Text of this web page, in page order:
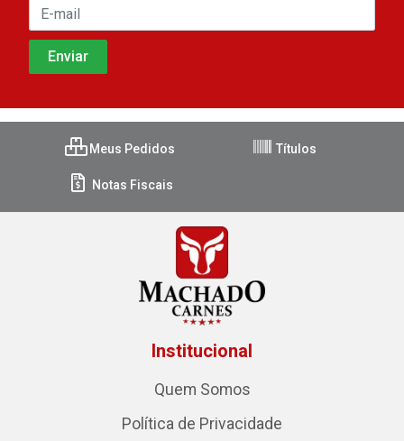
Meus Pedidos Títulos
Notas Fiscais
Institucional
Quem Somos
Política de Privacidade